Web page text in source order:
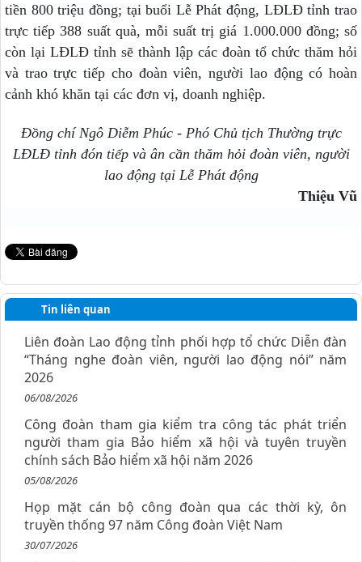
tiền 800 triệu đồng; tại buổi Lễ Phát động, LĐLĐ tỉnh trao
trực tiếp 388 suất quà, mỗi suất trị giá 1.000.000 đồng; số
còn lại LĐLĐ tỉnh sẽ thành lập các đoàn tổ chức thăm hỏi
và trao trực tiếp cho đoàn viên, người lao động có hoàn
cảnh khó khăn tại các đơn vị, doanh nghiệp.
Đồng chí Ngô Diễm Phúc - Phó Chủ tịch Thường trực
LĐLĐ tỉnh đón tiếp và ân cần thăm hỏi đoàn viên, người
lao động tại Lễ Phát động
Thiệu Vũ
Tin liên quan
Liên đoàn Lao động tỉnh phối hợp tổ chức Diễn đàn
“Tháng nghe đoàn viên, người lao động nói” năm
2026
06/08/2026
Công đoàn tham gia kiểm tra công tác phát triển
người tham gia Bảo hiểm xã hội và tuyên truyền
chính sách Bảo hiểm xã hội năm 2026
05/08/2026
Họp mặt cán bộ công đoàn qua các thời kỳ, ôn
truyền thống 97 năm Công đoàn Việt Nam
30/07/2026